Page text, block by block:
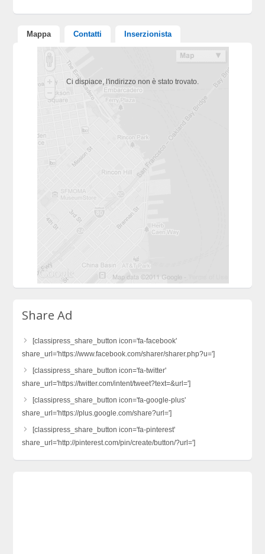
Mappa Contatti Inserzionista
Ci dispiace, l'indirizzo non è stato trovato.
Share Ad
[classipress_share_button icon='fa-facebook'
share_url='https://www.facebook.com/sharer/sharer.php?u=']
[classipress_share_button icon='fa-twitter'
share_url='https://twitter.com/intent/tweet?text=&url=']
[classipress_share_button icon='fa-google-plus'
share_url='https://plus.google.com/share?url=']
[classipress_share_button icon='fa-pinterest'
share_url='http://pinterest.com/pin/create/button/?url=']